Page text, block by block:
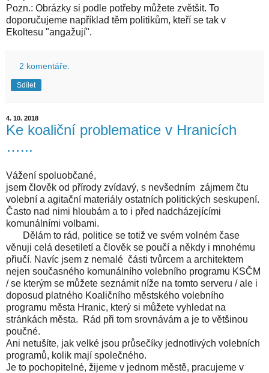
Pozn.: Obrázky si podle potřeby můžete zvětšit. To
doporučujeme například těm politikům, kteří se tak v
Ekoltesu "angažují".
2 komentáře:
Sdílet
4. 10. 2018
Ke koaliční problematice v Hranicích
…...
Vážení spoluobčané,
jsem člověk od přírody zvídavý, s nevšedním zájmem čtu
volební a agitační materiály ostatních politických seskupení.
Často nad nimi hloubám a to i před nadcházejícími
komunálními volbami.
Dělám to rád, politice se totiž ve svém volném čase
věnuji celá desetiletí a člověk se poučí a někdy i mnohému
přiučí. Navíc jsem z nemalé části tvůrcem a architektem
nejen současného komunálního volebního programu KSČM
/ se kterým se můžete seznámit níže na tomto serveru / ale i
doposud platného Koaličního městského volebního
programu města Hranic, který si můžete vyhledat na
stránkách města. Rád při tom srovnávám a je to většinou
poučné.
Ani netušíte, jak velké jsou průsečíky jednotlivých volebních
programů, kolik mají společného.
Je to pochopitelné, žijeme v jednom městě, pracujeme v